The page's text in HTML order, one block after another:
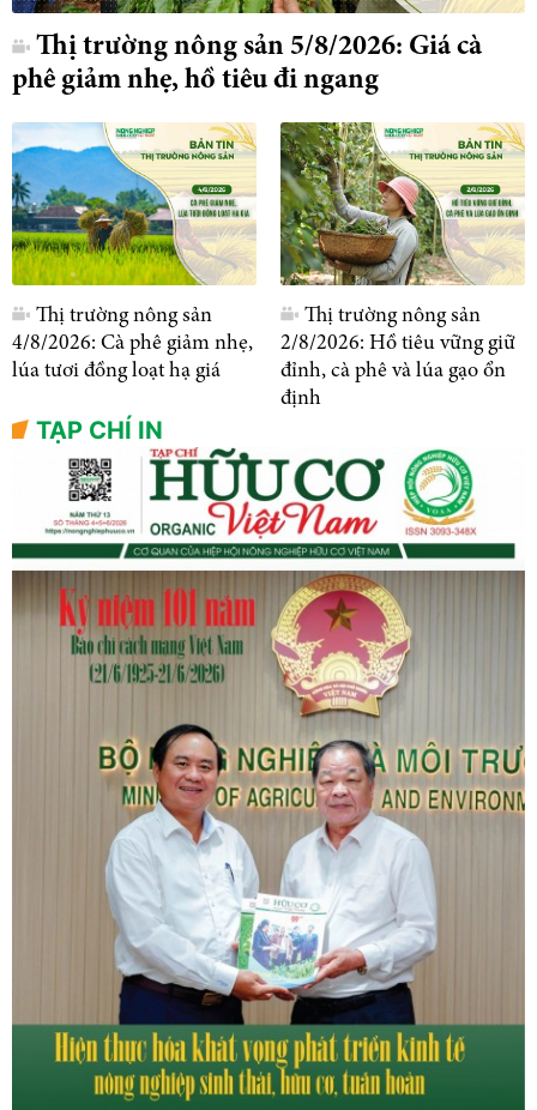
Thị trường nông sản 5/8/2026: Giá cà
phê giảm nhẹ, hồ tiêu đi ngang
Thị trường nông sản
4/8/2026: Cà phê giảm nhẹ,
lúa tươi đồng loạt hạ giá
Thị trường nông sản
2/8/2026: Hồ tiêu vững giữ
đỉnh, cà phê và lúa gạo ổn
định
TẠP CHÍ IN